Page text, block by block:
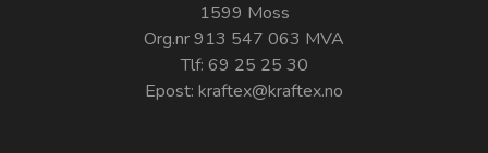
1599 Moss
Org.nr 913 547 063 MVA
Tlf: 69 25 25 30
Epost: kraftex@kraftex.no